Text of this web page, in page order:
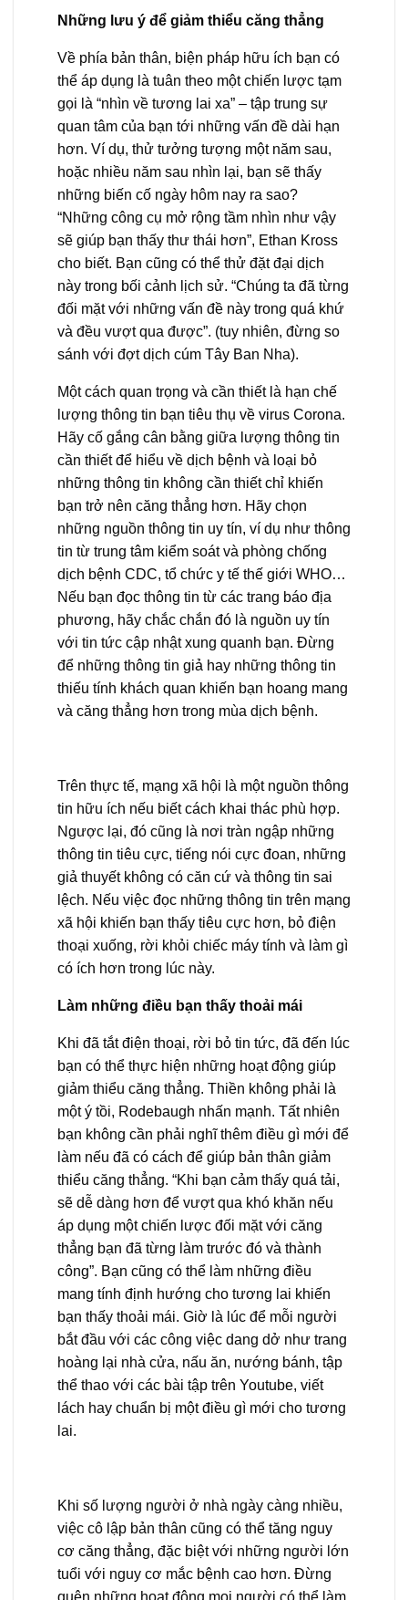
Những lưu ý để giảm thiểu căng thẳng
Về phía bản thân, biện pháp hữu ích bạn có
thể áp dụng là tuân theo một chiến lược tạm
gọi là “nhìn về tương lai xa” – tập trung sự
quan tâm của bạn tới những vấn đề dài hạn
hơn. Ví dụ, thử tưởng tượng một năm sau,
hoặc nhiều năm sau nhìn lại, bạn sẽ thấy
những biến cố ngày hôm nay ra sao?
“Những công cụ mở rộng tầm nhìn như vậy
sẽ giúp bạn thấy thư thái hơn”, Ethan Kross
cho biết. Bạn cũng có thể thử đặt đại dịch
này trong bối cảnh lịch sử. “Chúng ta đã từng
đối mặt với những vấn đề này trong quá khứ
và đều vượt qua được”. (tuy nhiên, đừng so
sánh với đợt dịch cúm Tây Ban Nha).
Một cách quan trọng và cần thiết là hạn chế
lượng thông tin bạn tiêu thụ về virus Corona.
Hãy cố gắng cân bằng giữa lượng thông tin
cần thiết để hiểu về dịch bệnh và loại bỏ
những thông tin không cần thiết chỉ khiến
bạn trở nên căng thẳng hơn. Hãy chọn
những nguồn thông tin uy tín, ví dụ như thông
tin từ trung tâm kiểm soát và phòng chống
dịch bệnh CDC, tổ chức y tế thế giới WHO…
Nếu bạn đọc thông tin từ các trang báo địa
phương, hãy chắc chắn đó là nguồn uy tín
với tin tức cập nhật xung quanh bạn. Đừng
để những thông tin giả hay những thông tin
thiếu tính khách quan khiến bạn hoang mang
và căng thẳng hơn trong mùa dịch bệnh.
Trên thực tế, mạng xã hội là một nguồn thông
tin hữu ích nếu biết cách khai thác phù hợp.
Ngược lại, đó cũng là nơi tràn ngập những
thông tin tiêu cực, tiếng nói cực đoan, những
giả thuyết không có căn cứ và thông tin sai
lệch. Nếu việc đọc những thông tin trên mạng
xã hội khiến bạn thấy tiêu cực hơn, bỏ điện
thoại xuống, rời khỏi chiếc máy tính và làm gì
có ích hơn trong lúc này.
Làm những điều bạn thấy thoải mái
Khi đã tắt điện thoại, rời bỏ tin tức, đã đến lúc
bạn có thể thực hiện những hoạt động giúp
giảm thiểu căng thẳng. Thiền không phải là
một ý tồi, Rodebaugh nhấn mạnh. Tất nhiên
bạn không cần phải nghĩ thêm điều gì mới để
làm nếu đã có cách để giúp bản thân giảm
thiểu căng thẳng. “Khi bạn cảm thấy quá tải,
sẽ dễ dàng hơn để vượt qua khó khăn nếu
áp dụng một chiến lược đối mặt với căng
thẳng bạn đã từng làm trước đó và thành
công”. Bạn cũng có thể làm những điều
mang tính định hướng cho tương lai khiến
bạn thấy thoải mái. Giờ là lúc để mỗi người
bắt đầu với các công việc dang dở như trang
hoàng lại nhà cửa, nấu ăn, nướng bánh, tập
thể thao với các bài tập trên Youtube, viết
lách hay chuẩn bị một điều gì mới cho tương
lai.
Khi số lượng người ở nhà ngày càng nhiều,
việc cô lập bản thân cũng có thể tăng nguy
cơ căng thẳng, đặc biệt với những người lớn
tuổi với nguy cơ mắc bệnh cao hơn. Đừng